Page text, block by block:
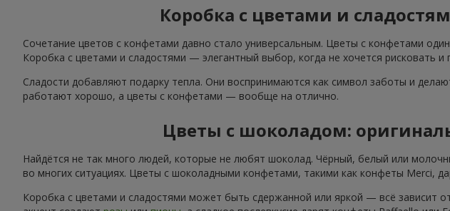
Коробка с цветами и
Сочетание цветов с конфетами давно стало универсальным. Цветы с конфетами
Коробка с цветами и сладостями — элегантный выбор, когда не хочется рисковать
Сладости добавляют подарку тепла. Они воспринимаются как символ заботы и
работают хорошо, а цветы с конфетами — вообще на отлично.
Цветы с шоколадом:
Найдётся не так много людей, которые не любят шоколад. Чёрный, белый или
во многих ситуациях. Цветы с шоколадными конфетами, такими как конфеты Merci,
Коробка с цветами и сладостями может быть сдержанной или яркой — всё зависит